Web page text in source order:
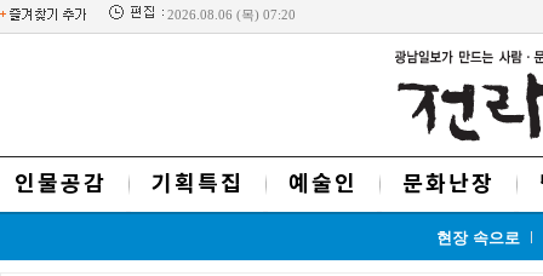
2026.08.06 (목) 07:20
인물공감 기획특집 예술인 문화난장
현장 속으로